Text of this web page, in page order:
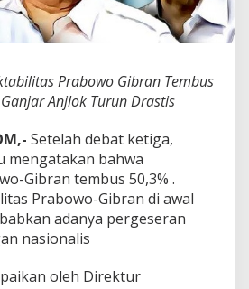
b
l
t
a
s
r
a
b
o
w
o
G
b
Prabowo Gibran Tembus
Anjlok Turun Drastis
Setelah debat ketiga,
mengatakan bahwa
Gibran tembus 50,3% .
Prabowo-Gibran di awal
adanya pergeseran
nasionalis
oleh Direktur